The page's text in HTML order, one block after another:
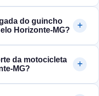
do guincho
Horizonte‑MG?
da motocicleta